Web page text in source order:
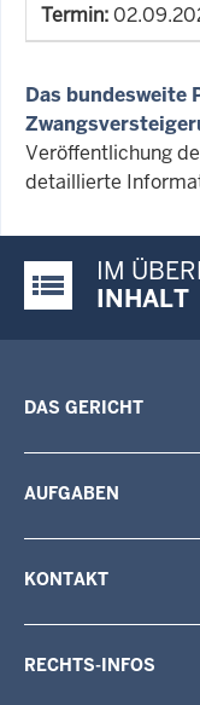
Termin:
Das bundesweite
Veröffentlichung
detaillierte
Justiz-Portal im
IM
INHALT
DAS GERICHT
AUFGABEN
KONTAKT
RECHTS-INFOS